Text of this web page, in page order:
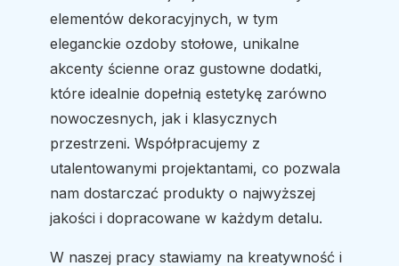
elementów dekoracyjnych, w tym
eleganckie ozdoby stołowe, unikalne
akcenty ścienne oraz gustowne dodatki,
które idealnie dopełnią estetykę zarówno
nowoczesnych, jak i klasycznych
przestrzeni. Współpracujemy z
utalentowanymi projektantami, co pozwala
nam dostarczać produkty o najwyższej
jakości i dopracowane w każdym detalu.
W naszej pracy stawiamy na kreatywność i